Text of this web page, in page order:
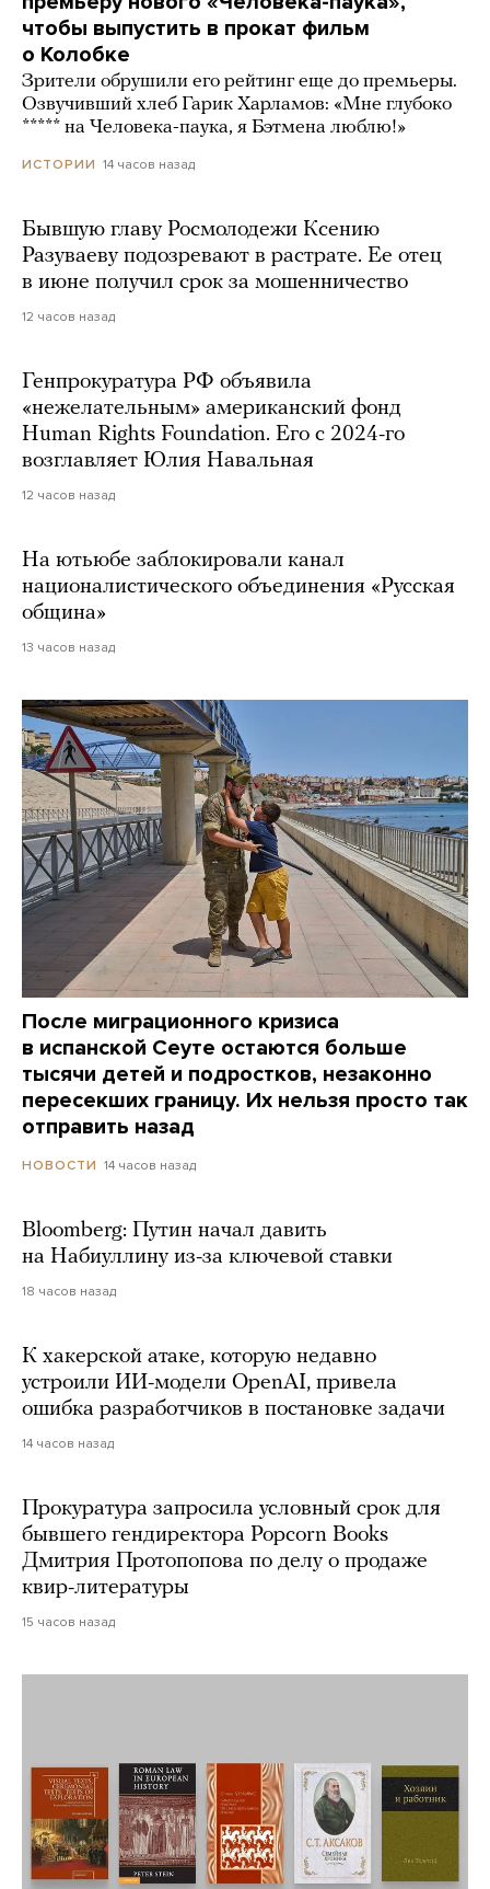
чтобы выпустить в прокат фильм
о Колобке
Зрители обрушили его рейтинг еще до премьеры.
Озвучивший хлеб Гарик Харламов: «Мне глубоко
***** на Человека-паука, я Бэтмена люблю!»
ИСТОРИИ 14 часов назад
Бывшую главу Росмолодежи Ксению
Разуваеву подозревают в растрате. Ее отец
в июне получил срок за мошенничество
12 часов назад
Генпрокуратура РФ объявила
«нежелательным» американский фонд
Human Rights Foundation. Его с 2024-го
возглавляет Юлия Навальная
12 часов назад
На ютьюбе заблокировали канал
националистического объединения «Русская
община»
13 часов назад
После миграционного кризиса
в испанской Сеуте остаются больше
тысячи детей и подростков, незаконно
пересекших границу. Их нельзя просто так
отправить назад
НОВОСТИ 14 часов назад
Bloomberg: Путин начал давить
на Набиуллину из-за ключевой ставки
18 часов назад
К хакерской атаке, которую недавно
устроили ИИ-модели OpenAI, привела
ошибка разработчиков в постановке задачи
14 часов назад
Прокуратура запросила условный срок для
бывшего гендиректора Popcorn Books
Дмитрия Протопопова по делу о продаже
квир-литературы
15 часов назад